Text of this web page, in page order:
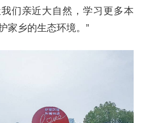
们亲近大自然，学习更多本
家乡的生态环境。”